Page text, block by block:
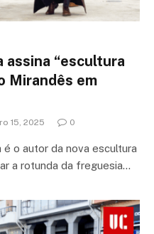
“escultura
Mirandês em
15, 2025 0
o autor da nova escultura
a rotunda da freguesia…